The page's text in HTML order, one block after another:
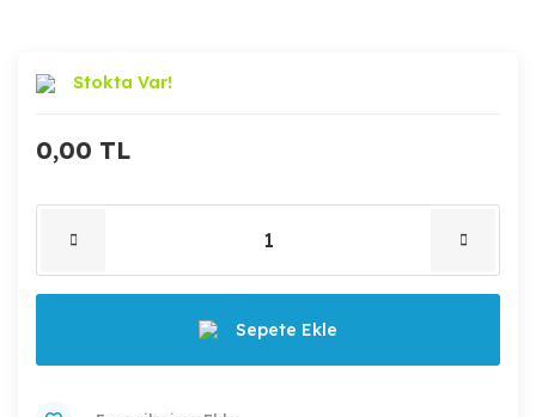
Stokta Var!
0,00 TL
Sepete Ekle